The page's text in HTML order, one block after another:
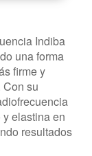
Indiba
una forma
firme y
su
elastina en
resultados